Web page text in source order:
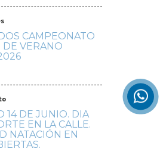
CAMPEONATO
DE VERANO
14 DE JUNIO. DIA
EN LA CALLE.
NATACIÓN EN